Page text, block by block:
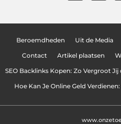
Beroemdheden Uit de Media
Contact Artikel plaatsen
SEO Backlinks Kopen: Zo Vergroot
Hoe Kan Je Online Geld